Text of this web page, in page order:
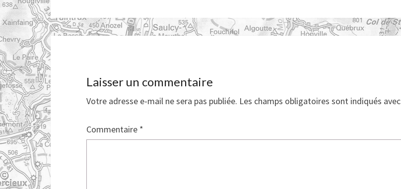
Laisser un commentaire
Votre adresse e-mail ne sera pas publiée. Les champs obligatoires sont indiqués avec
Commentaire *